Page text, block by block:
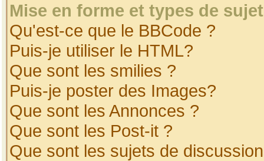
Mise en forme et types de
Qu'est-ce que le BBCode ?
Puis-je utiliser le HTML?
Que sont les smilies ?
Puis-je poster des Images?
Que sont les Annonces ?
Que sont les Post-it ?
Que sont les sujets de